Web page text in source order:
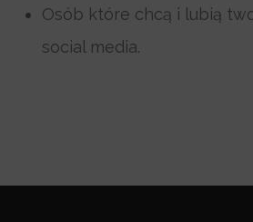
Osób które chcą i lubią
social media.